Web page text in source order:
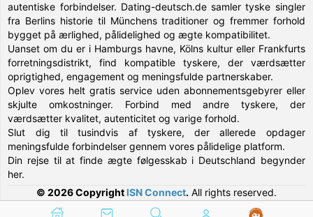
autentiske forbindelser. Dating-deutsch.de samler tyske singler
fra Berlins historie til Münchens traditioner og fremmer forhold
bygget på ærlighed, pålidelighed og ægte kompatibilitet.
Uanset om du er i Hamburgs havne, Kölns kultur eller Frankfurts
forretningsdistrikt, find kompatible tyskere, der værdsætter
oprigtighed, engagement og meningsfulde partnerskaber.
Oplev vores helt gratis service uden abonnementsgebyrer eller
skjulte omkostninger. Forbind med andre tyskere, der
værdsætter kvalitet, autenticitet og varige forhold.
Slut dig til tusindvis af tyskere, der allerede opdager
meningsfulde forbindelser gennem vores pålidelige platform.
Din rejse til at finde ægte følgesskab i Deutschland begynder
her.
© 2026 Copyright ISN Connect. All rights reserved.